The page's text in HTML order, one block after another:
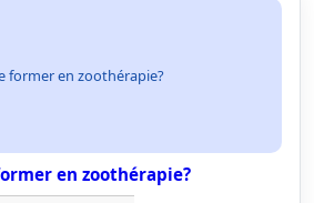
former en zoothérapie?
en zoothérapie?